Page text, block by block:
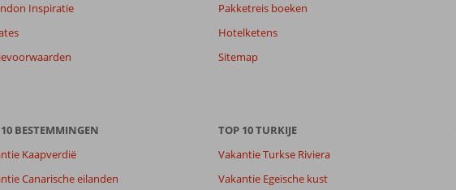
Inspiratie
Pakketreis boeken
Hotelketens
Sitemap
BESTEMMINGEN
Kaapverdië
Canarische eilanden
TOP 10 TURKIJE
Vakantie Turkse Riviera
Vakantie Egeische kust